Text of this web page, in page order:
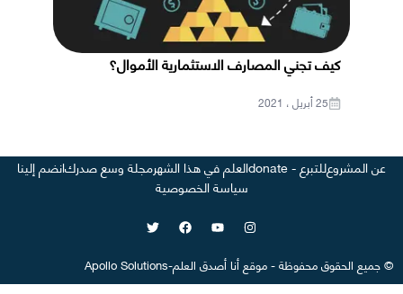
كيف تجني المصارف الاستثمارية الأموال؟
25 أبريل ، 2021
عن المشروعللتبرع - donate العلم في هذا الشهرمجلة وسع صدركانضم إلينا
سياسة الخصوصية
©جميع الحقوق محفوظة-موقع أنا أصدق العلم-
Apollo Solutions